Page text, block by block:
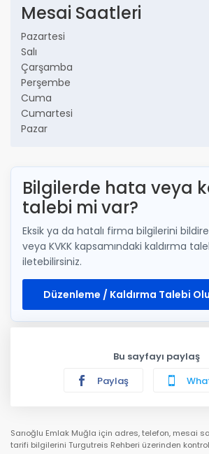
Mesai Saatleri
Pazartesi
Salı
Çarşamba
Perşembe
Cuma
Cumartesi
Pazar
Bilgilerde hata veya
talebi mi var?
Eksik ya da hatalı firma bilgilerini
veya KVKK kapsamındaki kaldırma
iletebilirsiniz.
Düzenleme / Kaldırma Talebi
Bu sayfayı paylaş
Paylaş
Sarıoğlu Emlak Muğla için adres, telefon, mesai
tarifi bilgilerini Turgutreis Rehberi üzerinden